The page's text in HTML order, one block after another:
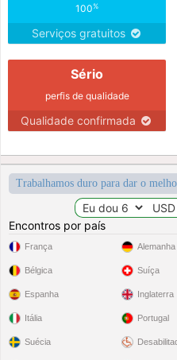
100%
Serviços gratuitos
Sério
perfis de qualidade
Qualidade confirmada
Trabalhamos duro para dar o
Encontros por país
França
Bélgica
Espanha
Itália
Suécia
Alemanha
Suíça
Inglaterra
Portugal